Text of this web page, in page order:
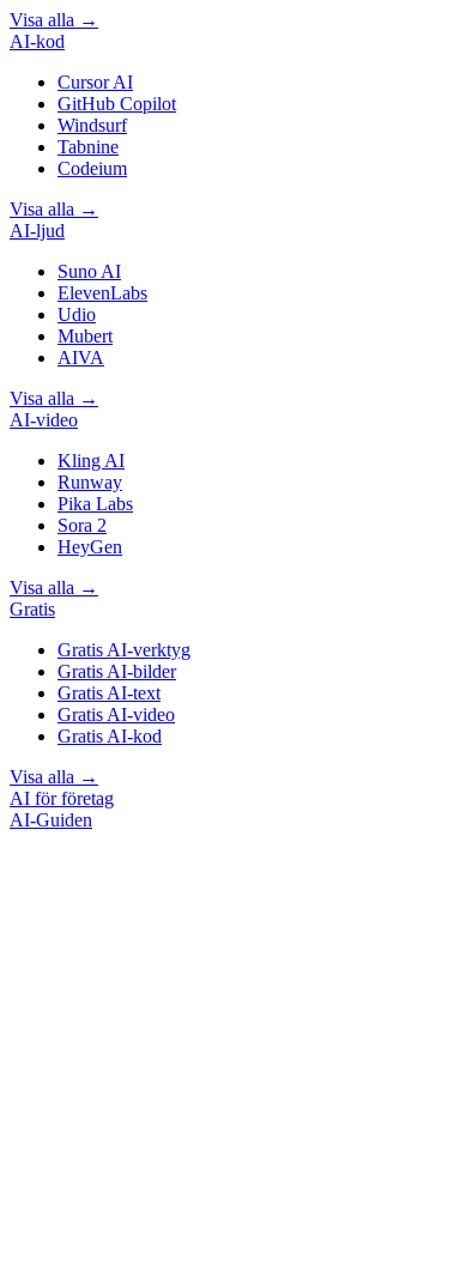
Visa alla →
AI-kod
Cursor AI
GitHub Copilot
Windsurf
Tabnine
Codeium
Visa alla →
AI-ljud
Suno AI
ElevenLabs
Udio
Mubert
AIVA
Visa alla →
AI-video
Kling AI
Runway
Pika Labs
Sora 2
HeyGen
Visa alla →
Gratis
Gratis AI-verktyg
Gratis AI-bilder
Gratis AI-text
Gratis AI-video
Gratis AI-kod
Visa alla →
AI för företag
AI-Guiden